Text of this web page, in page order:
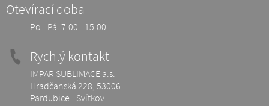
Otevírací doba
Po - Pá: 7:00 - 15:00
Rychlý kontakt
IMPAR SUBLIMACE a.s.
Hradčanská 228, 53006
Pardubice - Svítkov